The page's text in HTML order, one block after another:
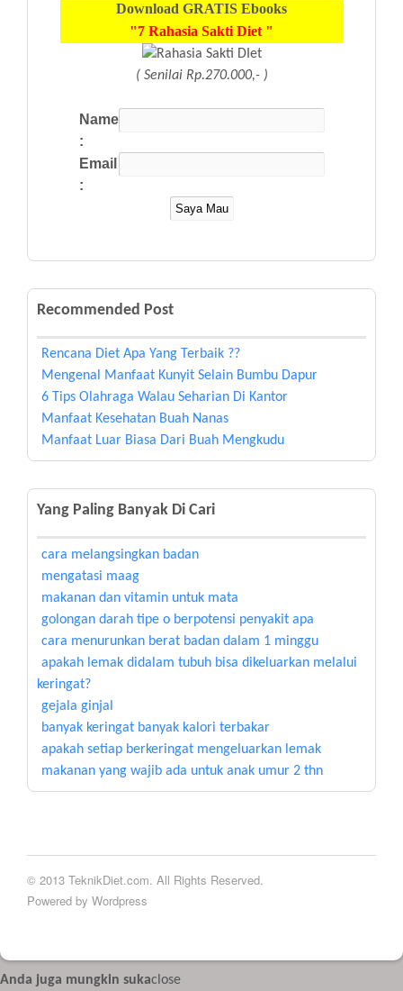
Download GRATIS Ebooks
"7 Rahasia Sakti Diet "
( Senilai Rp.270.000,- )
Name
:
Email
:
Recommended Post
Rencana Diet Apa Yang Terbaik ??
Mengenal Manfaat Kunyit Selain Bumbu Dapur
6 Tips Olahraga Walau Seharian Di Kantor
Manfaat Kesehatan Buah Nanas
Manfaat Luar Biasa Dari Buah Mengkudu
Yang Paling Banyak Di Cari
cara melangsingkan badan
mengatasi maag
makanan dan vitamin untuk mata
golongan darah tipe o berpotensi penyakit apa
cara menurunkan berat badan dalam 1 minggu
apakah lemak didalam tubuh bisa dikeluarkan melalui
keringat?
gejala ginjal
banyak keringat banyak kalori terbakar
apakah setiap berkeringat mengeluarkan lemak
makanan yang wajib ada untuk anak umur 2 thn
© 2013 TeknikDiet.com. All Rights Reserved.
Powered by Wordpress
Anda juga mungkin sukaclose